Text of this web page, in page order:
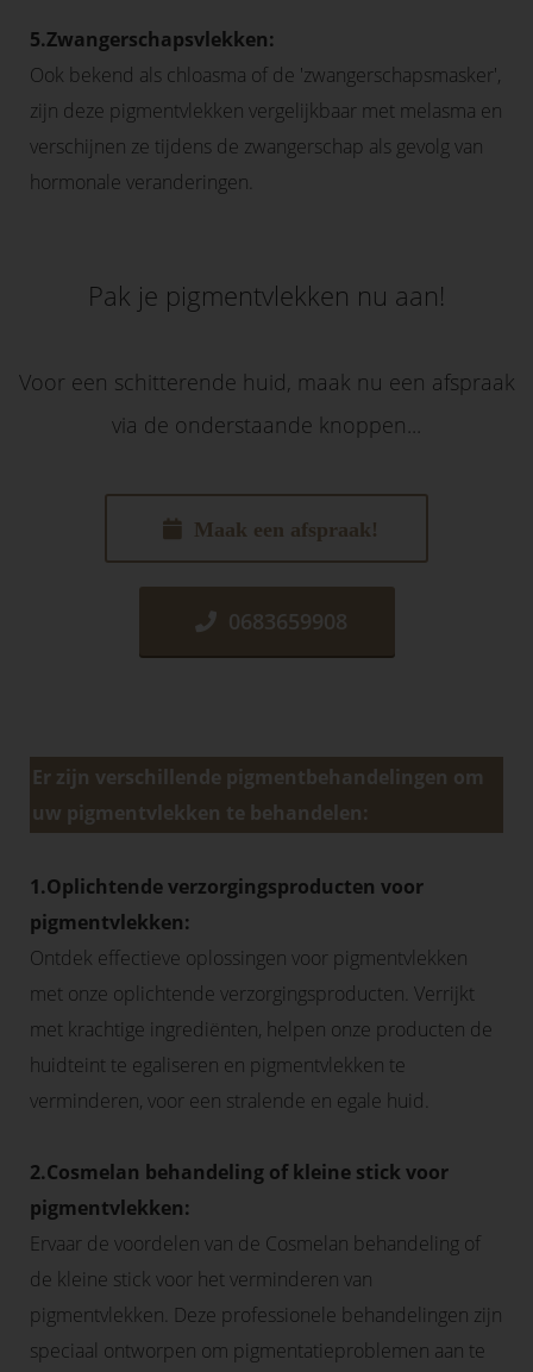
5.Zwangerschapsvlekken:
Ook bekend als chloasma of de 'zwangerschapsmasker',
zijn deze pigmentvlekken vergelijkbaar met melasma en
verschijnen ze tijdens de zwangerschap als gevolg van
hormonale veranderingen.
Pak je pigmentvlekken nu aan!
Voor een schitterende huid, maak nu een afspraak
via de onderstaande knoppen...
Maak een afspraak!
0683659908
Er zijn verschillende pigmentbehandelingen om
uw pigmentvlekken te behandelen:
1.Oplichtende verzorgingsproducten voor
pigmentvlekken:
Ontdek effectieve oplossingen voor pigmentvlekken
met onze oplichtende verzorgingsproducten. Verrijkt
met krachtige ingrediënten, helpen onze producten de
huidteint te egaliseren en pigmentvlekken te
verminderen, voor een stralende en egale huid.
2.Cosmelan behandeling of kleine stick voor
pigmentvlekken:
Ervaar de voordelen van de Cosmelan behandeling of
de kleine stick voor het verminderen van
pigmentvlekken. Deze professionele behandelingen zijn
speciaal ontworpen om pigmentatieproblemen aan te